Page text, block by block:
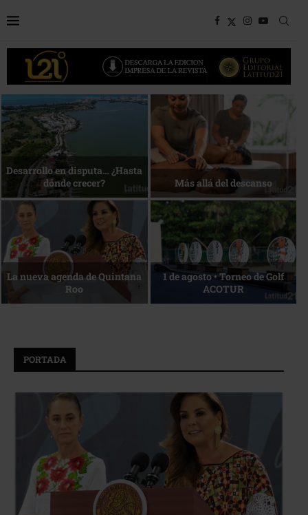
Bottega, un viaje servido a la
mesa
Energía que Impulsa la
competitividad
Reconocimiento de viajeros La esencia del servicio
PORTADA